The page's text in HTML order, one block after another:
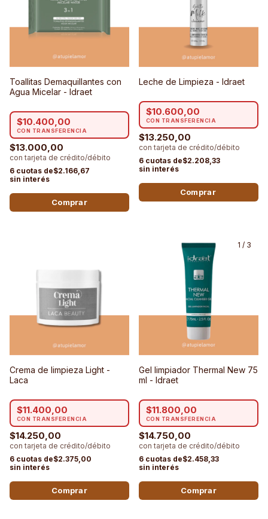
Toallitas Demaquillantes con
Agua Micelar - Idraet
$13.000,00
$2.166,67
$10.400,00
Leche de Limpieza - Idraet
$13.250,00
$2.208,33
$10.600,00
Crema de limpieza Light -
Laca
$14.250,00
$2.375,00
$11.400,00
1 / 3
Gel limpiador Thermal New 75
ml - Idraet
$14.750,00
$2.458,33
$11.800,00